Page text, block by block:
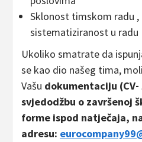
Sklonost timskom radu
sistematiziranost u radu
Ukoliko smatrate da
se kao dio našeg tima,
Vašu dokumentaciju
svjedodžbu o završenoj
forme ispod natječaja,
adresu: